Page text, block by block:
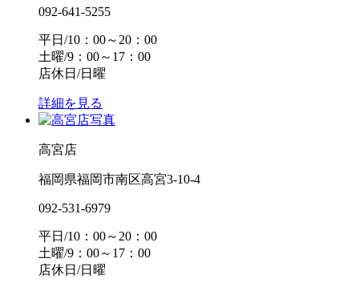
092-641-5255
平日/10：00～20：00
土曜/9：00～17：00
店休日/日曜
詳細を見る
高宮店
福岡県福岡市南区高宮3-10-4
092-531-6979
平日/10：00～20：00
土曜/9：00～17：00
店休日/日曜